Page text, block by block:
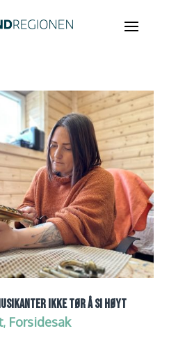
IKKE TØR Å SI HØYT
, Forsidesak